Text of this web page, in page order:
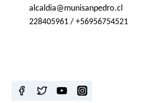
alcaldia@munisanpedro.cl
228405961 / +56956754521